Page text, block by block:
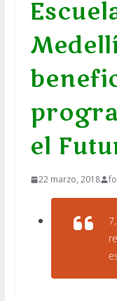
el
22 marzo, 2018